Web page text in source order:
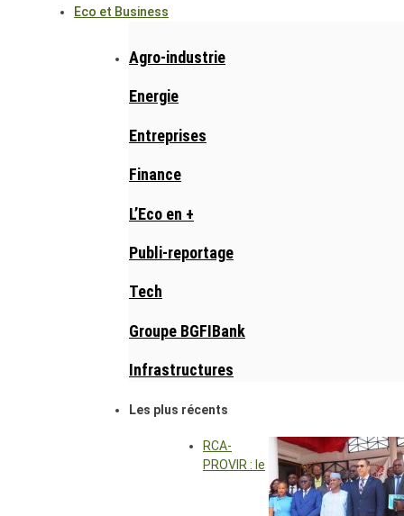
Eco et Business
Agro-industrie
Energie
Entreprises
Finance
L’Eco en +
Publi-reportage
Tech
Groupe BGFIBank
Infrastructures
Les plus récents
RCA-
PROVIR : le